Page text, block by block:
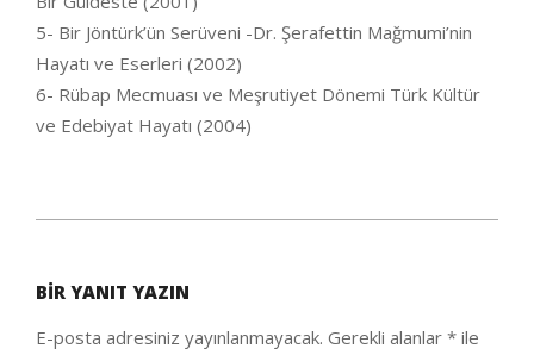
5- Bir Jöntürk’ün Serüveni -Dr. Şerafettin Mağmumi’nin
Hayatı ve Eserleri (2002)
6- Rübap Mecmuası ve Meşrutiyet Dönemi Türk Kültür
ve Edebiyat Hayatı (2004)
12
BIR YANIT YAZIN
E-posta adresiniz yayınlanmayacak. Gerekli alanlar * ile